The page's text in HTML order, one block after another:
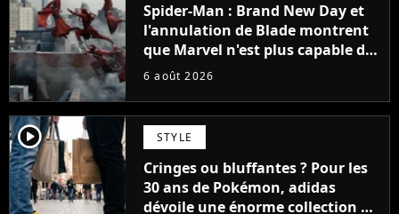
Spider-Man : Brand New Day et
l'annulation de Blade montrent
que Marvel n'est plus capable de
faire quoi que ce soit de simple
6 août 2026
player2 STYLE
Cringes ou bluffantes ? Pour les
30 ans de Pokémon, adidas
dévoile une énorme collection de